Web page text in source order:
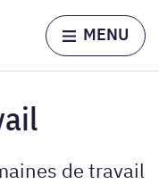
MENU
de travail